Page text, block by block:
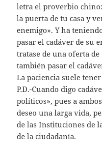
letra el proverbio
la puerta de tu casa y
enemigo». Y ha
pasar el cadáver de su
tratase de una oferta
también pasar el
La paciencia suele
P.D.-Cuando digo
políticos», pues a
deseo una larga vida,
de las Instituciones de
de la ciudadanía.